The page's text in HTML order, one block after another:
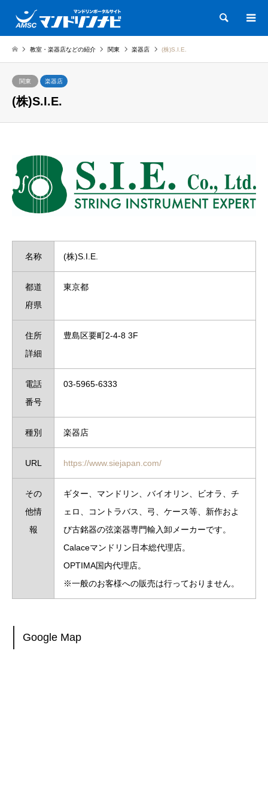
検索
教室・楽器店などの紹介 関東 楽器店 (株)S.I.E.
関東 楽器店
(株)S.I.E.
名称 (株)S.I.E.
都道
府県
東京都
住所
詳細
豊島区要町2-4-8 3F
電話
番号
03-5965-6333
種別 楽器店
URL https://www.siejapan.com/
その
他情
報
ギター、マンドリン、バイオリン、ビオラ、チ
ェロ、
コントラバス、弓、ケース等、 新作およ
び古銘器の弦楽器専門輸入卸メーカーです。
Calaceマンドリン日本総代理店。
OPTIMA国内代理店。
※一般のお客様への販売は行っておりません。
Google Map